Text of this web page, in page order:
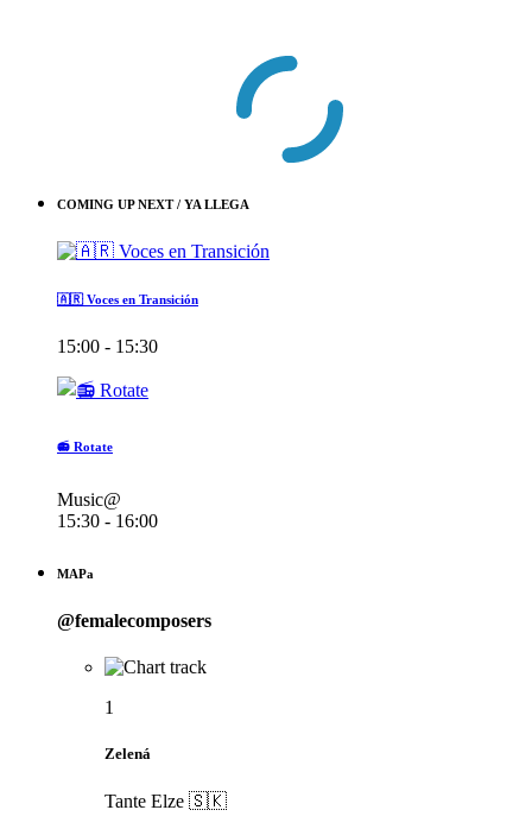
COMING UP NEXT / YA LLEGA
🇦🇷 Voces en Transición
15:00 - 15:30
📻 Rotate
Music@
15:30 - 16:00
MAPa
@femalecomposers
1
Zelená
Tante Elze 🇸🇰